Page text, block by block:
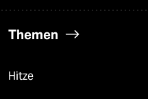
Themen
Hitze